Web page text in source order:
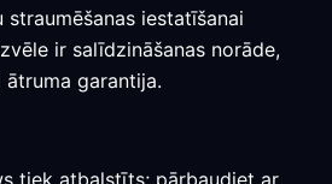
iestatīšanai
ir salīdzināšanas norāde,
garantija.
tiek atbalstīts; pārbaudiet ar